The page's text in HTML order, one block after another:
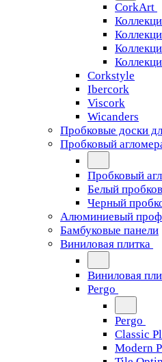
CorkArt
Corkstyle
Ibercork
Viscork
Wicanders
Пробковые доски
Пробковый
Пробковый
Белый
Черный
Алюминиевый
Бамбуковые панели
Виниловая плитка
Виниловая
Pergo
Pergo
Classic
Modern